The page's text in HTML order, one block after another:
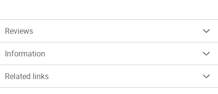
Reviews
Information
Related links